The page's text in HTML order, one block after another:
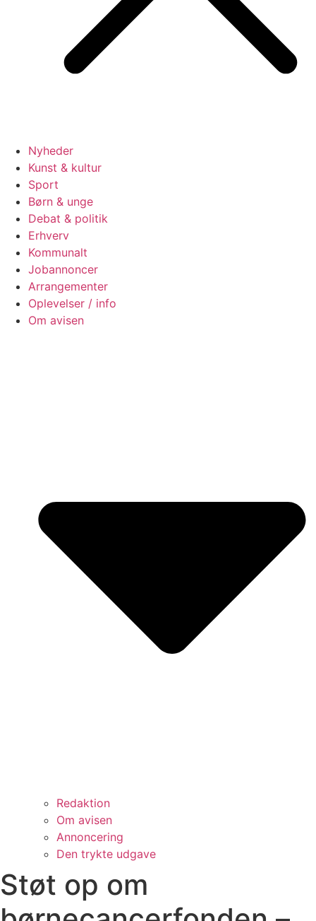
Nyheder
Kunst & kultur
Sport
Børn & unge
Debat & politik
Erhverv
Kommunalt
Jobannoncer
Arrangementer
Oplevelser / info
Om avisen
Redaktion
Om avisen
Annoncering
Den trykte udgave
Støt op om